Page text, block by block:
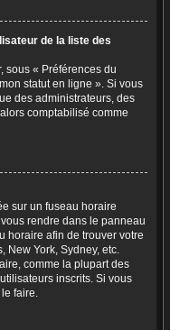
de la liste des
sous « Préférences du
statut en ligne ». Si vous
des administrateurs, des
comptabilisé comme
sur un fuseau horaire
rendre dans le panneau
horaire afin de trouver votre
New York, Sydney, etc.
comme la plupart des
inscrits. Si vous
le faire.